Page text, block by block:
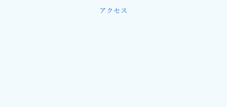
アクセス